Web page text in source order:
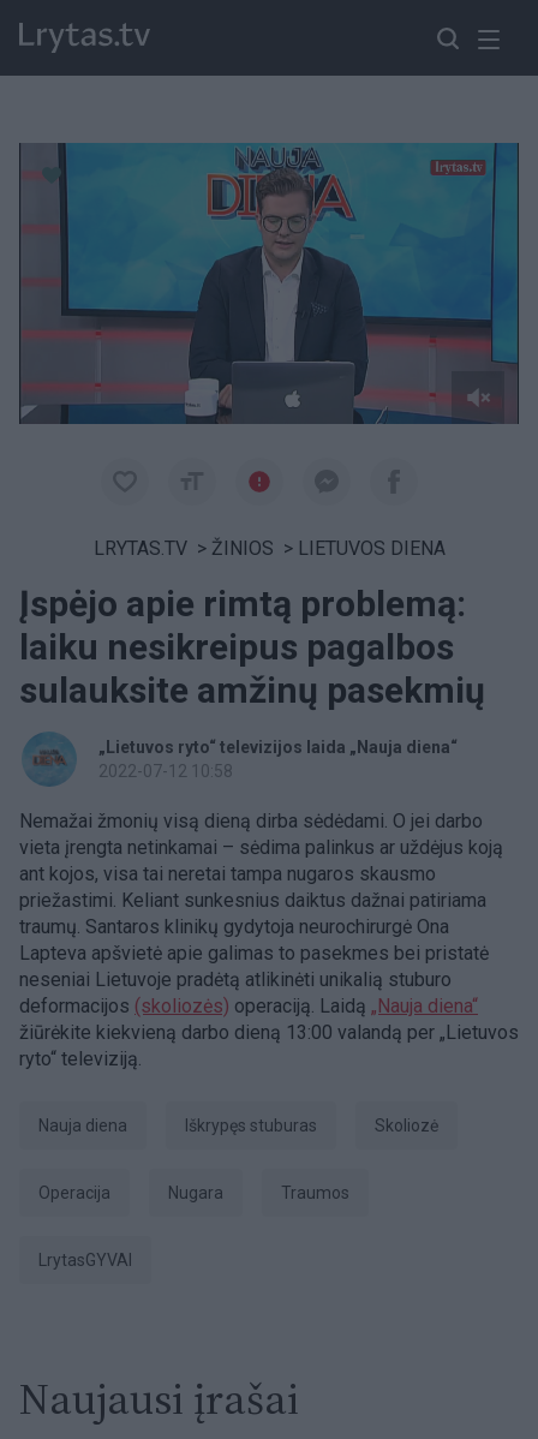
LRYTAS.TV > ŽINIOS > LIETUVOS DIENA
Įspėjo apie rimtą problemą:
laiku nesikreipus pagalbos
sulauksite amžinų pasekmių
„Lietuvos ryto“ televizijos laida „Nauja diena“
2022-07-12 10:58
Nemažai žmonių visą dieną dirba sėdėdami. O jei darbo
vieta įrengta netinkamai – sėdima palinkus ar uždėjus koją
ant kojos, visa tai neretai tampa nugaros skausmo
priežastimi. Keliant sunkesnius daiktus dažnai patiriama
traumų. Santaros klinikų gydytoja neurochirurgė Ona
Lapteva apšvietė apie galimas to pasekmes bei pristatė
neseniai Lietuvoje pradėtą atlikinėti unikalią stuburo
deformacijos (skoliozės) operaciją. Laidą „Nauja diena“
žiūrėkite kiekvieną darbo dieną 13:00 valandą per „Lietuvos
ryto“ televiziją.
Nauja diena iškrypęs stuburas skoliozė
operacija nugara traumos
LrytasGYVAI
Naujausi įrašai